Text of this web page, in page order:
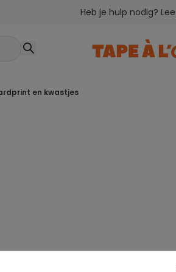
Heb je hulp nodig?
en kwastjes